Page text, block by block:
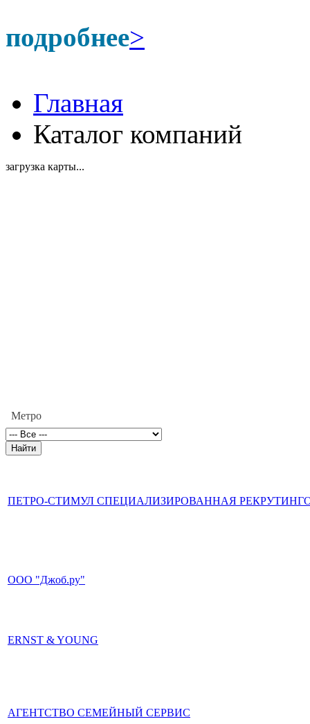
подробнее>
Главная
Каталог компаний
загрузка карты...
Метро
ПЕТРО-СТИМУЛ СПЕЦИАЛИЗИРОВАННАЯ
ООО "Джоб.ру"
ERNST & YOUNG
АГЕНТСТВО СЕМЕЙНЫЙ СЕРВИС